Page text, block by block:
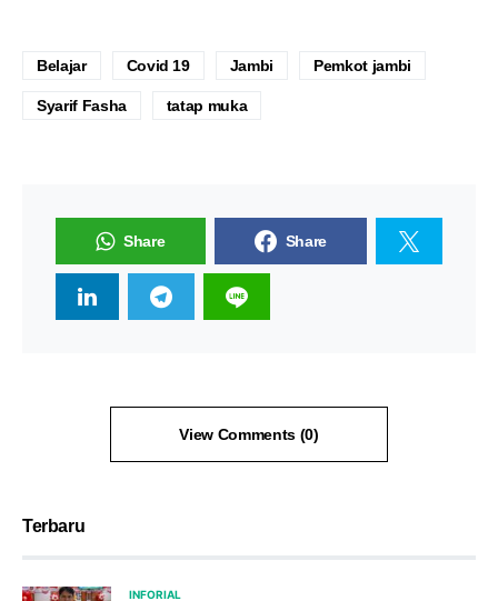
Belajar Covid 19 Jambi Pemkot jambi
Syarif Fasha tatap muka
Share Share
View Comments (0)
Terbaru
INFORIAL